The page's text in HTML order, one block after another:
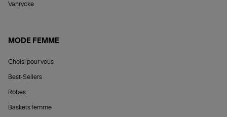
Vanrycke
MODE FEMME
Choisi pour vous
Best-Sellers
Robes
Baskets femme